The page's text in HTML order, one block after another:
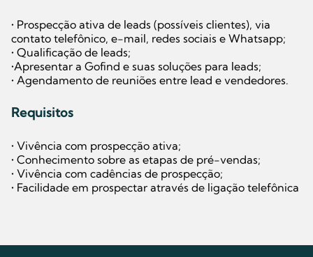
• Prospecção ativa de leads (possíveis clientes), via
contato telefônico, e-mail, redes sociais e Whatsapp;
• Qualificação de leads;
•Apresentar a Gofind e suas soluções para leads;
• Agendamento de reuniões entre lead e vendedores.
Requisitos
• Vivência com prospecção ativa;
• Conhecimento sobre as etapas de pré-vendas;
• Vivência com cadências de prospecção;
• Facilidade em prospectar através de ligação telefônica